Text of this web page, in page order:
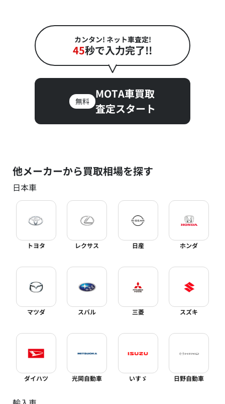
カンタン! ネット車査定!
45秒で入力完了!!
無料
MOTA車買取
査定スタート
他メーカーから買取相場を探す
日本車
トヨタ レクサス 日産 ホンダ
マツダ スバル 三菱 スズキ
ダイハツ 光岡自動車 いすゞ 日野自動車